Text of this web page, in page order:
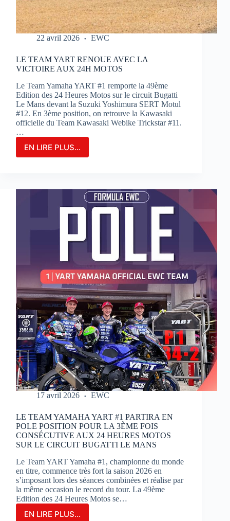
22 avril 2026 EWC
LE TEAM YART RENOUE AVEC LA
VICTOIRE AUX 24H MOTOS
Le Team Yamaha YART #1 remporte la 49ème
Edition des 24 Heures Motos sur le circuit Bugatti
Le Mans devant la Suzuki Yoshimura SERT Motul
#12. En 3ème position, on retrouve la Kawasaki
officielle du Team Kawasaki Webike Trickstar #11.
…
EN LIRE PLUS...
LE
AVEC
VICTOIRE
MOTOS
17 avril 2026 EWC
LE TEAM YAMAHA YART #1 PARTIRA EN
POLE POSITION POUR LA 3ÈME FOIS
CONSÉCUTIVE AUX 24 HEURES MOTOS
SUR LE CIRCUIT BUGATTI LE MANS
Le Team YART Yamaha #1, championne du monde
en titre, commence très fort la saison 2026 en
s’imposant lors des séances combinées et réalise par
la même occasion le record du tour. La 49ème
Edition des 24 Heures Motos se…
EN LIRE PLUS...
LE